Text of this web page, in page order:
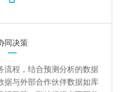
同决策
流程，结合预测分析的数据
据与外部合作伙伴数据如库